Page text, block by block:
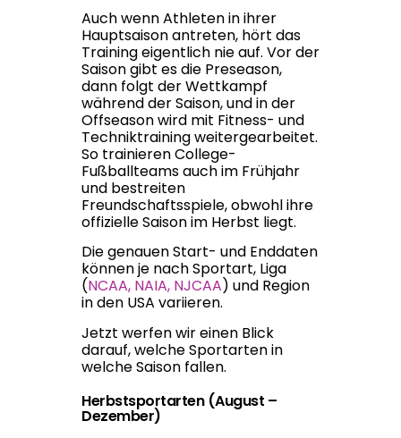
Auch wenn Athleten in ihrer
Hauptsaison antreten, hört das
Training eigentlich nie auf. Vor der
Saison gibt es die Preseason,
dann folgt der Wettkampf
während der Saison, und in der
Offseason wird mit Fitness- und
Techniktraining weitergearbeitet.
So trainieren College-
Fußballteams auch im Frühjahr
und bestreiten
Freundschaftsspiele, obwohl ihre
offizielle Saison im Herbst liegt.
Die genauen Start- und Enddaten
können je nach Sportart, Liga
(NCAA, NAIA, NJCAA) und Region
in den USA variieren.
Jetzt werfen wir einen Blick
darauf, welche Sportarten in
welche Saison fallen.
Herbstsportarten (August –
Dezember)